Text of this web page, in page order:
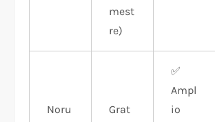
mest
re)
Noru
Grat
✅
Ampl
io